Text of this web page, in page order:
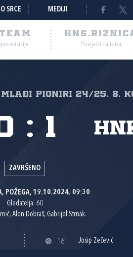
SRCE MEDIJI
Povijest i statistika
Mlađi pioniri 24/25, 8.
: 1
ZAVRŠENO
POŽEGA, 19.10.2024. 09:30
Gledatelja: 60
Alen Dobraš, Gabrijel Strnak.
16' Josip Zečević